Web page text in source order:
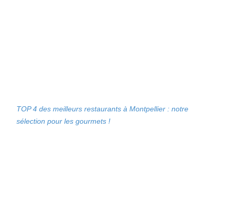
TOP 4 des meilleurs restaurants à Montpellier : notre
sélection pour les gourmets !